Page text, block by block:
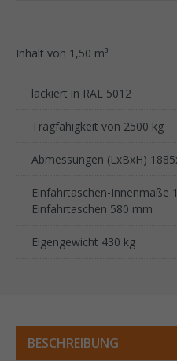
Inhalt von 1,50 m³
lackiert in RAL 5012
Tragfähigkeit von 2500 kg
Abmessungen (LxBxH)
Einfahrtaschen-Innenmaße
Einfahrtaschen 580 mm
Eigengewicht 430 kg
BESCHREIBUNG